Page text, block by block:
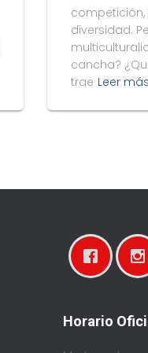
competición,
diversidad.
cancha?
trae Leer más
Horario